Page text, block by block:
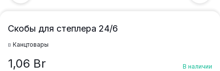
Витебске
Скобы для степлера 24/6
в Канцтовары
1,06 Br В наличии